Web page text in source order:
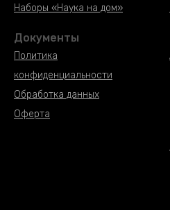
Наборы «Наука на дом»
Документы
Политика
конфиденциальности
Обработка данных
Оферта